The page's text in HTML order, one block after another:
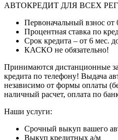
АВТОКРЕДИТ ДЛЯ ВСЕХ
Первоначальный взнос от
Процентная ставка по
Срок кредита – от 6 мес.
КАСКО не обязательно!
Принимаются дистанционные
кредита по телефону! Выдача
независимо от формы оплаты
наличный расчет, оплата по
Наши услуги:
Срочный выкуп вашего
Выкуп кредитных а/м